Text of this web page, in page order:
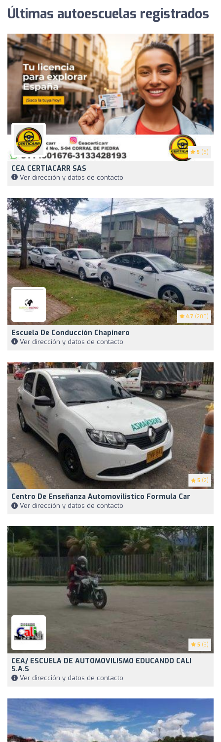
Últimas autoescuelas registrados
5 (6)
CEA CERTIACARR SAS
Ver dirección y datos de contacto
4.7 (200)
Escuela De Conducción Chapinero
Ver dirección y datos de contacto
5 (2)
Centro De Enseñanza Automovilistico Formula Car
Ver dirección y datos de contacto
5 (3)
CEA/ ESCUELA DE AUTOMOVILISMO EDUCANDO CALI
S.A.S
Ver dirección y datos de contacto